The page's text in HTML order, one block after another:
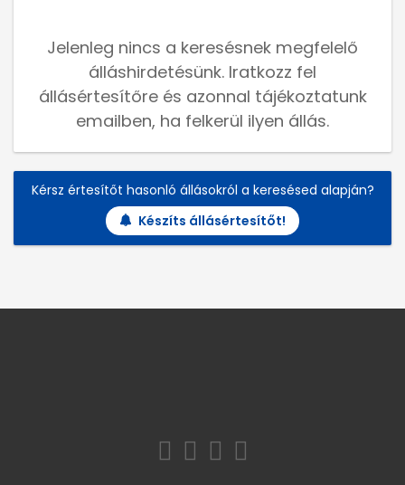
Jelenleg nincs a keresésnek megfelelő
álláshirdetésünk. Iratkozz fel
állásértesítőre és azonnal tájékoztatunk
emailben, ha felkerül ilyen állás.
Kérsz értesítőt hasonló állásokról a keresésed alapján?
Készíts állásértesítőt!